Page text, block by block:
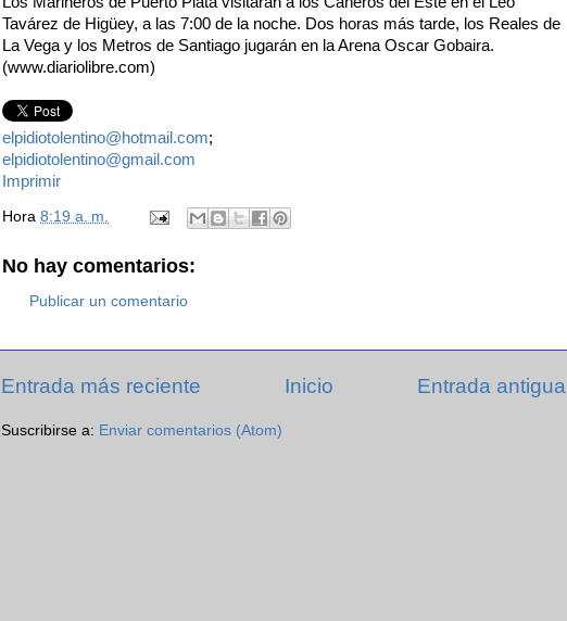
Tavárez de Higüey, a las 7:00 de la noche. Dos horas más tarde, los Reales de
La Vega y los Metros de Santiago jugarán en la Arena Oscar Gobaira.
(www.diariolibre.com)
elpidiotolentino@hotmail.com;
elpidiotolentino@gmail.com
Imprimir
Hora 8:19 a. m.
No hay comentarios:
Publicar un comentario
Entrada más reciente Entrada antigua
Inicio
Suscribirse a: Enviar comentarios (Atom)